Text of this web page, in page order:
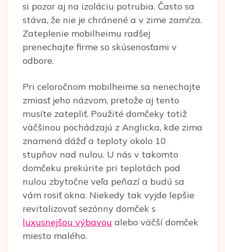
si pozor aj na izoláciu potrubia. Často sa
stáva, že nie je chránené a v zime zamŕza.
Zateplenie mobilheimu radšej
prenechajte firme so skúsenosťami v
odbore.
Pri celoročnom mobilheime sa nenechajte
zmiasť jeho názvom, pretože aj tento
musíte zatepliť. Použité domčeky totiž
väčšinou pochádzajú z Anglicka, kde zima
znamená dážď a teploty okolo 10
stupňov nad nulou. U nás v takomto
domčeku prekúrite pri teplotách pod
nulou zbytočne veľa peňazí a budú sa
vám rosiť okna. Niekedy tak vyjde lepšie
revitalizovať sezónny domček s
luxusnejšou výbavou alebo väčší domček
miesto malého.